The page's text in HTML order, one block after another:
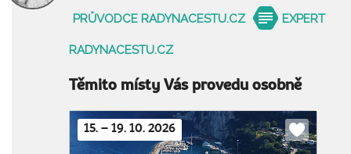
PRŮVODCE RADYNACESTU.CZ EXPERT
RADYNACESTU.CZ
Těmito místy Vás provedu osobně
15. – 19. 10. 2026
Do